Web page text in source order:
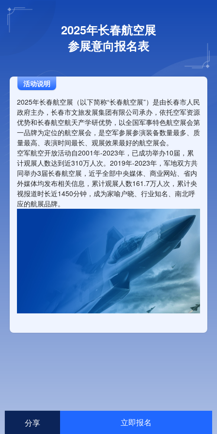
2025年长春航空展
参展意向报名表
活动说明
2025年长春航空展（以下简称“长春航空展”）是由长春市人民
政府主办，长春市文旅发展集团有限公司承办，依托空军资源
优势和长春航空航天产学研优势，以全国军事特色航空展会第
一品牌为定位的航空展会，是空军参展参演装备数量最多、质
量最高、表演时间最长、观展效果最好的航空展会。
空军航空开放活动自2001年-2023年，已成功举办10届，累
计观展人数达到近310万人次。2019年-2023年，军地双方共
同举办3届长春航空展，近乎全部中央媒体、商业网站、省内
外媒体均发布相关信息，累计观展人数161.7万人次，累计央
视报道时长近1450分钟，成为家喻户晓、行业知名、南北呼
应的航展品牌。
分享 立即报名